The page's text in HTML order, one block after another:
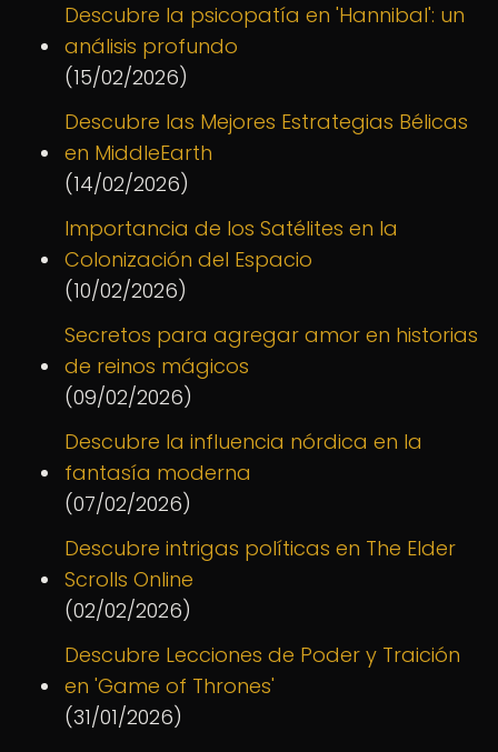
Descubre la psicopatía en 'Hannibal': un
análisis profundo
(15/02/2026)
Descubre las Mejores Estrategias Bélicas
en MiddleEarth
(14/02/2026)
Importancia de los Satélites en la
Colonización del Espacio
(10/02/2026)
Secretos para agregar amor en historias
de reinos mágicos
(09/02/2026)
Descubre la influencia nórdica en la
fantasía moderna
(07/02/2026)
Descubre intrigas políticas en The Elder
Scrolls Online
(02/02/2026)
Descubre Lecciones de Poder y Traición
en 'Game of Thrones'
(31/01/2026)